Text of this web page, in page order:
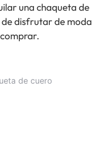
una chaqueta de
disfrutar de moda
de cuero